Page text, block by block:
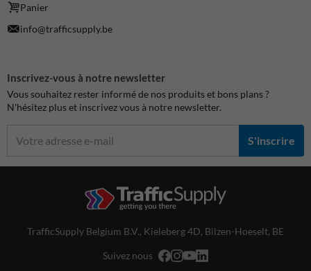
Panier
info@trafficsupply.be
Inscrivez-vous à notre newsletter
Vous souhaitez rester informé de nos produits et bons plans ?
N'hésitez plus et inscrivez vous à notre newsletter.
S'inscrire
TrafficSupply Belgium B.V., Kieleberg 4D, Bilzen-Hoeselt, BE
Suivez nous